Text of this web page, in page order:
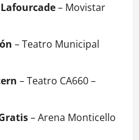
– Movistar
– Teatro Municipal
– Teatro CA660 –
– Arena Monticello